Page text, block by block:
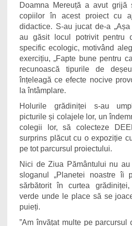
Doamna Mereuță a avut grijă
copiilor în acest proiect cu
didactice. S-au jucat de-a
au găsit locul potrivit pentru
specific ecologic, motivând
exercițiu, „Fapte bune pentru
recunoască tipurile de
înțeleagă ce efecte nocive
la întâmplare.
Holurile grădiniței s-au
picturile și colajele lor, un
colegii lor, să colecteze
surprins plăcut cu o expoziție
pe tot parcursul proiectului.
Nici de Ziua Pământului nu
sloganul „Planetei noastre îi
sărbătorit în curtea
verde unde le place să se
puieți.
”Am învățat multe pe parcursul